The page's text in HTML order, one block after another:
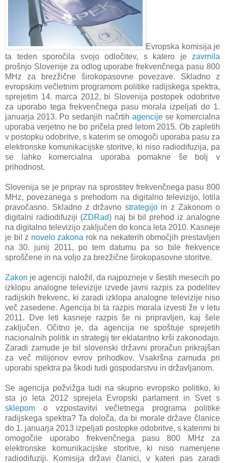
Evropska komisija je
ta teden sporočila svojo odločitev, s katero je zavrnila
prošnjo Slovenije za odlog uporabe frekvenčnega pasu 800
MHz za brezžične širokopasovne povezave. Skladno z
evropskim večletnim programom politike radijskega spektra,
sprejetim 14. marca 2012, bi Slovenija postopek odobritve
za uporabo tega frekvenčnega pasu morala izpeljati do 1.
januarja 2013. Po sedanjih načrtih agencijese komercialna
uporaba verjetno ne bo pričela pred letom 2015. Ob zapletih
v postopku odobritve, s katerim se omogoči uporaba pasu za
elektronske komunikacijske storitve, ki niso radiodifuzija, pa
se lahko komercialna uporaba pomakne še bolj v
prihodnost.
Slovenija se je priprav na sprostitev frekvenčnega pasu 800
MHz, povezanega s prehodom na digitalno televizijo, lotila
pravočasno. Skladno z državno strategijoin z Zakonom o
digitalni radiodifuziji (ZDRad) naj bi bil prehod iz analogne
na digitalno televizijo zaključen do konca leta 2010. Kasneje
je bil z novelo zakona rok na nekaterih območjih prestavljen
na 30. junij 2011, po tem datumu pa so bile frekvence
sproščene in na voljo za brezžične širokopasovne storitve.
Zakon je agenciji naložil, da najpozneje v šestih mesecih po
izklopu analogne televizije izvede javni razpis za podelitev
radijskih frekvenc, ki zaradi izklopa analogne televizije niso
več zasedene. Agencija bi ta razpis morala izvesti že v letu
2011. Dve leti kasneje razpis še ni pripravljen, kaj šele
zaključen. Očitno je, da agencija ne spoštuje sprejetih
nacionalnih politik in strategij ter eklatantno krši zakonodajo.
Zaradi zamude je bil slovenski državni proračun prikrajšan
za več milijonov evrov prihodkov. Vsakršna zamuda pri
uporabi spektra pa škodi tudi gospodarstvu in državljanom.
Se agencija požvižga tudi na skupno evropsko politiko, ki
sta jo leta 2012 sprejela Evropski parlament in Svet s
sklepom o vzpostavitvi večletnega programa politike
radijskega spektra? Ta določa, da bi morale države članice
do 1. januarja 2013 izpeljati postopke odobritve, s katerimi bi
omogočile uporabo frekvenčnega pasu 800 MHz za
elektronske komunikacijske storitve, ki niso namenjene
radiodifuziji. Komisija državi članici, v kateri pas zaradi